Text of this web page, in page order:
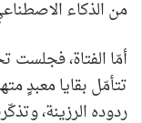
من الذكاء
أمّا الفتاة، فجلست
تتأمّل بقايا معبدٍ
ردوده الرزينة،